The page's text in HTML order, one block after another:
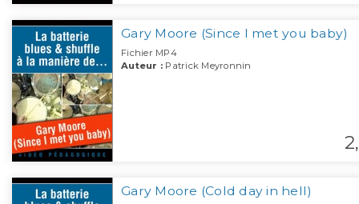
Gary Moore (Since I met you baby)
Fichier MP4
Auteur : Patrick Meyronnin
2,
Gary Moore (Cold day in hell)